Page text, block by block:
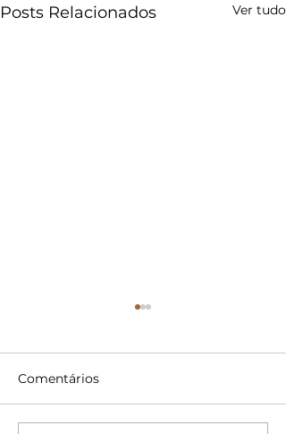
Posts Relacionados Ver tudo
Comentários